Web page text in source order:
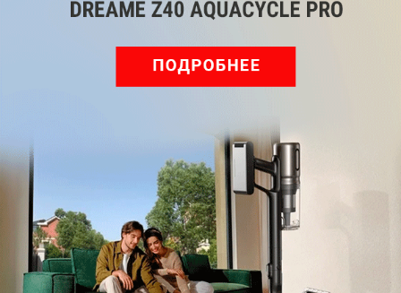
Войдите Зарегистрируйтесь, чтобы
оставить комментарий
Рекомендуем